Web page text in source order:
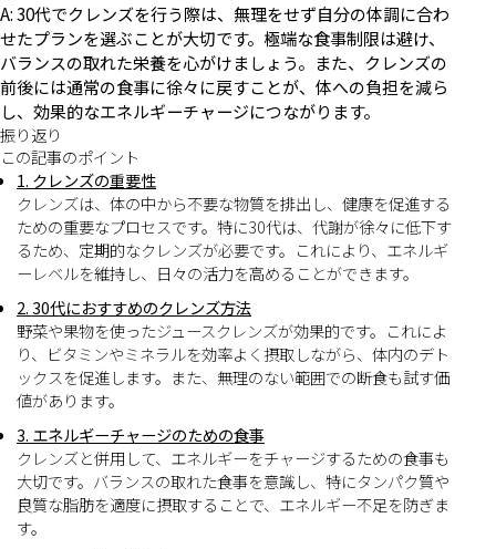
A: 30代でクレンズを行う際は、無理をせず自分の体調に合わ
せたプランを選ぶことが大切です。極端な食事制限は避け、
バランスの取れた栄養を心がけましょう。また、クレンズの
前後には通常の食事に徐々に戻すことが、体への負担を減ら
し、効果的なエネルギーチャージにつながります。
振り返り
この記事のポイント
1. クレンズの重要性
クレンズは、体の中から不要な物質を排出し、健康を促進する
ための重要なプロセスです。特に30代は、代謝が徐々に低下す
るため、定期的なクレンズが必要です。これにより、エネルギ
ーレベルを維持し、日々の活力を高めることができます。
2. 30代におすすめのクレンズ方法
野菜や果物を使ったジュースクレンズが効果的です。これによ
り、ビタミンやミネラルを効率よく摂取しながら、体内のデト
ックスを促進します。また、無理のない範囲での断食も試す価
値があります。
3. エネルギーチャージのための食事
クレンズと併用して、エネルギーをチャージするための食事も
大切です。バランスの取れた食事を意識し、特にタンパク質や
良質な脂肪を適度に摂取することで、エネルギー不足を防ぎま
す。